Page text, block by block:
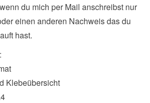
du mich per Mail anschreibst nur
einen anderen Nachweis das du
hast.
Klebeübersicht